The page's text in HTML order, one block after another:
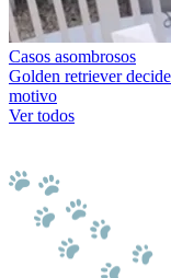
Casos asombrosos
Golden retriever
motivo
Ver todos